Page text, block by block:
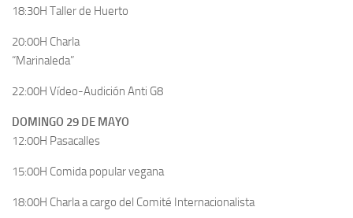
18:30H Taller de Huerto
20:00H Charla
“Marinaleda”
22:00H Vídeo-Audición Anti G8
DOMINGO 29 DE MAYO
12:00H Pasacalles
15:00H Comida popular vegana
18:00H Charla a cargo del Comité Internacionalista